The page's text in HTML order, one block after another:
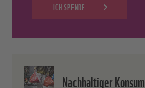
ICH SPENDE
Nachhaltiger Konsum